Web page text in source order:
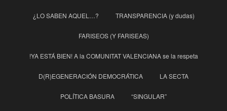
¿LO SABEN AQUEL…? TRANSPARENCIA (y dudas)
FARISEOS (Y FARISEAS)
!YA ESTÁ BIEN! A la COMUNITAT VALENCIANA se la respeta
D(R)EGENERACIÓN DEMOCRÁTICA LA SECTA
POLÍTICA BASURA “SINGULAR”